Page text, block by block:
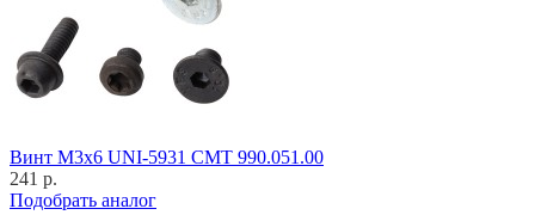
Винт M3x6 UNI-5931 CMT 990.051.00
241 р.
Подобрать аналог